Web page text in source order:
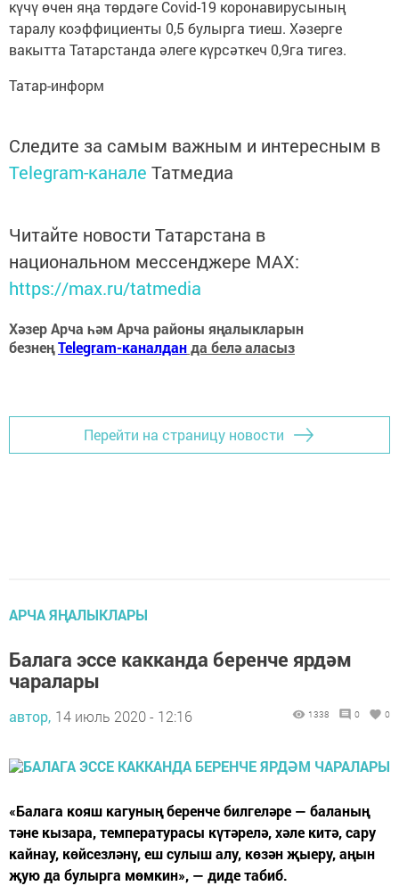
күчү өчен яңа төрдәге Covid-19 коронавирусының
таралу коэффициенты 0,5 булырга тиеш. Хәзерге
вакытта Татарстанда әлеге күрсәткеч 0,9га тигез.
Татар-информ
Следите за самым важным и интересным в
Telegram-канале Татмедиа
Читайте новости Татарстана в
национальном мессенджере MАХ:
https://max.ru/tatmedia
Хәзер Арча һәм Арча районы яңалыкларын
безнеңTelegram-каналданда белә аласыз
Перейти на страницу новости
АРЧА ЯҢАЛЫКЛАРЫ
Балага эссе какканда беренче ярдәм
чаралары
автор, 14 июль 2020 - 12:16 1338 0 0
«Балага кояш кагуның беренче билгеләре — баланың
тәне кызара, температурасы күтәрелә, хәле китә, сару
кайнау, көйсезләнү, еш сулыш алу, көзән җыеру, аңын
җую да булырга мөмкин», — диде табиб.